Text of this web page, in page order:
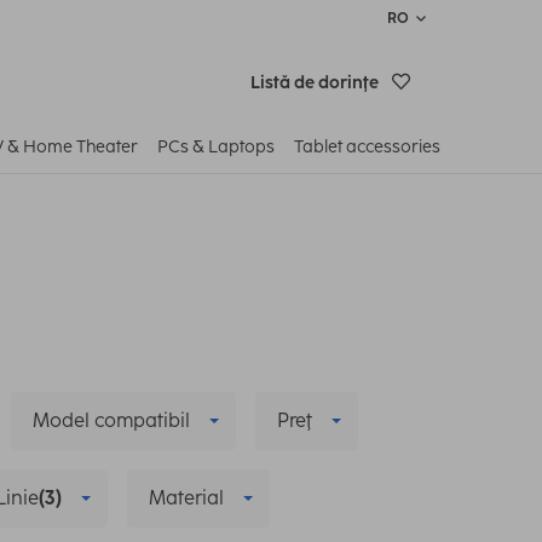
RO
Listă de dorinţe
& Home Theater PCs & Laptops Tablet accessories
Model compatibil Preţ
(3) Material